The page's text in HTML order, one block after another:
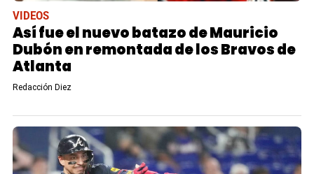
VIDEOS
Así fue el nuevo batazo de Mauricio
Dubón en remontada de los Bravos de
Atlanta
Redacción Diez